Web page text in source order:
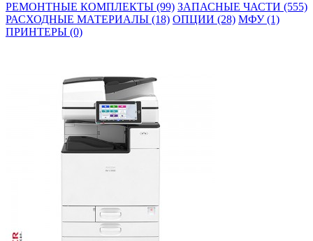
РЕМОНТНЫЕ КОМПЛЕКТЫ (99) ЗАПАСНЫЕ ЧАСТИ (555)
РАСХОДНЫЕ МАТЕРИАЛЫ (18) ОПЦИИ (28) МФУ (1)
ПРИНТЕРЫ (0)